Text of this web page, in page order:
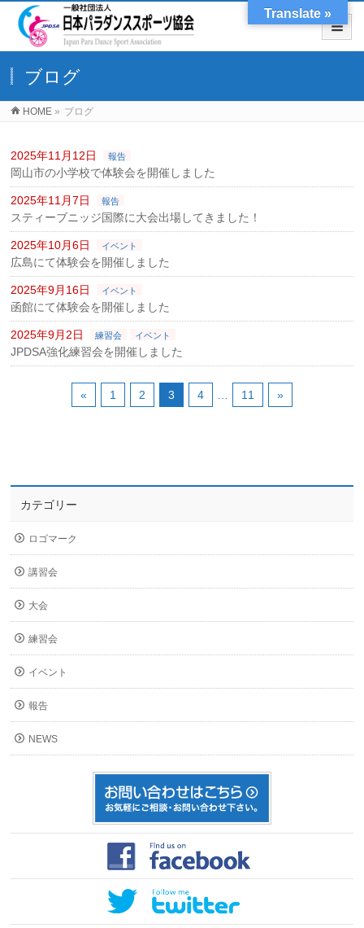
ブログ
HOME » ブログ
2025年11月12日 報告
岡山市の小学校で体験会を開催しました
2025年11月7日 報告
スティーブニッジ国際に大会出場してきました！
2025年10月6日 イベント
広島にて体験会を開催しました
2025年9月16日 イベント
函館にて体験会を開催しました
2025年9月2日 練習会 イベント
JPDSA強化練習会を開催しました
« 1 2 3 4 11 »
カテゴリー
ロゴマーク
講習会
大会
練習会
イベント
報告
NEWS
Translate »